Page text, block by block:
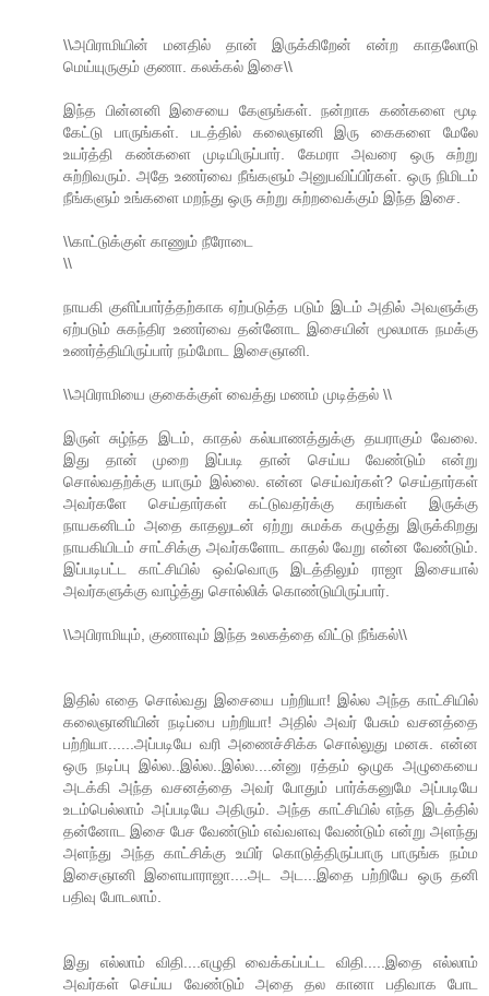
\\அபிராமியின் மனதில் தான் இருக்கிறேன் என்ற காதலோடு
மெய்யுருகும் குணா. கலக்கல் இசை\\
இந்த பின்னனி இசையை கேளுங்கள். நன்றாக கண்களை மூடி
கேட்டு பாருங்கள். படத்தில் கலைஞானி இரு கைகளை மேலே
உயர்த்தி கண்களை முடியிருப்பார். கேமரா அவரை ஒரு சுற்று
சுற்றிவரும். அதே உணர்வை நீங்களும் அனுபவிப்பிர்கள். ஒரு நிமிடம்
நீங்களும் உங்களை மறந்து ஒரு சுற்று சுற்றவைக்கும் இந்த இசை.
\\காட்டுக்குள் காணும் நீரோடை
\\
நாயகி குளிப்பார்த்தற்காக ஏற்படுத்த படும் இடம் அதில் அவளுக்கு
ஏற்படும் சுகந்திர உணர்வை தன்னோட இசையின் மூலமாக நமக்கு
உணர்த்தியிருப்பார் நம்மோட இசைஞானி.
\\அபிராமியை குகைக்குள் வைத்து மணம் முடித்தல் \\
இருள் சுழ்ந்த இடம், காதல் கல்யாணத்துக்கு தயராகும் வேலை.
இது தான் முறை இப்படி தான் செய்ய வேண்டும் என்று
சொல்வதற்க்கு யாரும் இல்லை. என்ன செய்வர்கள்? செய்தார்கள்
அவர்களே செய்தார்கள் கட்டுவதர்க்கு கரங்கள் இருக்கு
நாயகனிடம் அதை காதலுடன் ஏற்று சுமக்க கழுத்து இருக்கிறது
நாயகியிடம் சாட்சிக்கு அவர்களோட காதல் வேறு என்ன வேண்டும்.
இப்படிபட்ட காட்சியில் ஒவ்வொரு இடத்திலும் ராஜா இசையால்
அவர்களுக்கு வாழ்த்து சொல்லிக் கொண்டுயிருப்பார்.
\\அபிராமியும், குணாவும் இந்த உலகத்தை விட்டு நீங்கல்\\
இதில் எதை சொல்வது இசையை பற்றியா! இல்ல அந்த காட்சியில்
கலைஞானியின் நடிப்பை பற்றியா! அதில் அவர் பேசும் வசனத்தை
பற்றியா......அப்படியே வரி அணைச்சிக்க சொல்லுது மனசு. என்ன
ஒரு நடிப்பு இல்ல..இல்ல..இல்ல....ன்னு ரத்தம் ஒழுக அழுகையை
அடக்கி அந்த வசனத்தை அவர் போதும் பார்க்கனுமே அப்படியே
உடம்பெல்லாம் அப்படியே அதிரும். அந்த காட்சியில் எந்த இடத்தில்
தன்னோட இசை பேச வேண்டும் எவ்வளவு வேண்டும் என்று அளந்து
அளந்து அந்த காட்சிக்கு உயிர் கொடுத்திருப்பாரு பாருங்க நம்ம
இசைஞானி இளையாராஜா....அட அட...இதை பற்றியே ஒரு தனி
பதிவு போடலாம்.
இது எல்லாம் விதி....எழுதி வைக்கப்பட்ட விதி.....இதை எல்லாம்
அவர்கள் செய்ய வேண்டும் அதை தல கானா பதிவாக போட